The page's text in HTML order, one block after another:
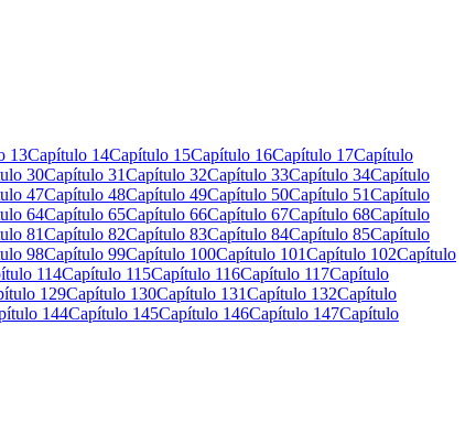
13Capítulo 14Capítulo 15Capítulo 16Capítulo 17Capítulo
30Capítulo 31Capítulo 32Capítulo 33Capítulo 34Capítulo
47Capítulo 48Capítulo 49Capítulo 50Capítulo 51Capítulo
64Capítulo 65Capítulo 66Capítulo 67Capítulo 68Capítulo
81Capítulo 82Capítulo 83Capítulo 84Capítulo 85Capítulo
98Capítulo 99Capítulo 100Capítulo 101Capítulo 102Capítulo
114Capítulo 115Capítulo 116Capítulo 117Capítulo
129Capítulo 130Capítulo 131Capítulo 132Capítulo
144Capítulo 145Capítulo 146Capítulo 147Capítulo